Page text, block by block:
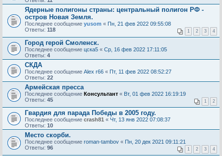
Ядерные полигоны страны: центральный полигон РФ -
остров Новая Земля.
Последнее сообщение yusom « Пн, 21 фев 2022 09:55:08
Ответы: 118 1 2 3 4
Город герой Смоленск.
Последнее сообщение цска5 « Ср, 16 фев 2022 17:11:05
Ответы: 4
СКДА
Последнее сообщение Alex r66 « Пт, 11 фев 2022 08:52:27
Ответы: 22
Армейская пресса
Последнее сообщение Консультант « Вт, 01 фев 2022 16:19:19
Ответы: 45 1 2
Гвардия для парада Победы в 2005 году.
Последнее сообщение crash81 « Чт, 13 янв 2022 07:08:37
Ответы: 10
Место скорби.
Последнее сообщение roman-tambov « Пн, 20 дек 2021 09:11:21
Ответы: 96 1 2 3 4